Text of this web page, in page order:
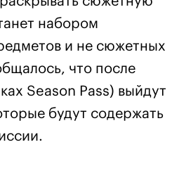
набором
и не сюжетных
что после
Season Pass) выйдут
будут содержать